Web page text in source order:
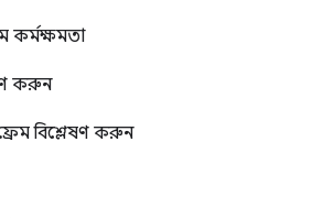
কর্মক্ষমতা
করুন
বিশ্লেষণ করুন